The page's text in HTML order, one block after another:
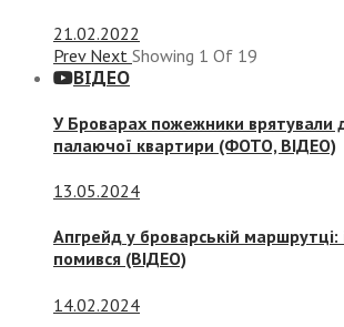
21.02.2022
Prev Next Showing 1 Of 19
ВІДЕО
У Броварах пожежники врятували
палаючої квартири (ФОТО, ВІДЕО)
13.05.2024
Апгрейд у броварській маршрутці:
помився (ВІДЕО)
14.02.2024